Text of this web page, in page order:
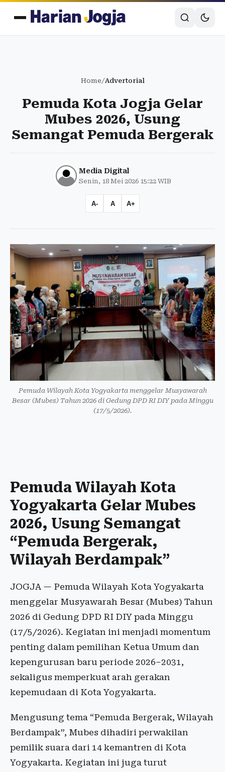
Home/Advertorial
Pemuda Kota Jogja Gelar
Mubes 2026, Usung
Semangat Pemuda Bergerak
Media Digital
Senin, 18 Mei 2026 15:22 WIB
A- A A+
Pemuda Wilayah Kota Yogyakarta menggelar Musyawarah
Besar (Mubes) Tahun 2026 di Gedung DPD RI DIY pada Minggu
(17/5/2026).
Pemuda Wilayah Kota
Yogyakarta Gelar Mubes
2026, Usung Semangat
“Pemuda Bergerak,
Wilayah Berdampak”
JOGJA — Pemuda Wilayah Kota Yogyakarta
menggelar Musyawarah Besar (Mubes) Tahun
2026 di Gedung DPD RI DIY pada Minggu
(17/5/2026). Kegiatan ini menjadi momentum
penting dalam pemilihan Ketua Umum dan
kepengurusan baru periode 2026–2031,
sekaligus memperkuat arah gerakan
kepemudaan di Kota Yogyakarta.
Mengusung tema “Pemuda Bergerak, Wilayah
Berdampak”, Mubes dihadiri perwakilan
pemilik suara dari 14 kemantren di Kota
Yogyakarta. Kegiatan ini juga turut